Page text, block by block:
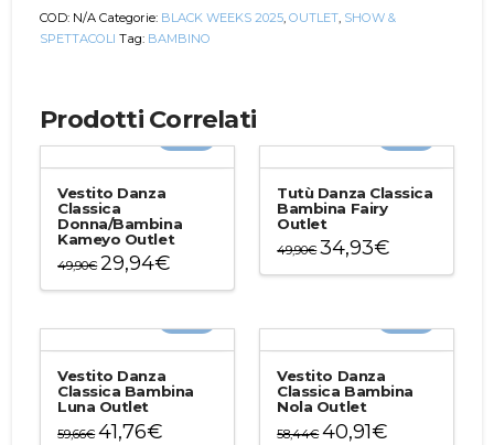
Outlet
quantità
COD: N/A Categorie: BLACK WEEKS 2025 ,OUTLET SHOW &
SPETTACOLI Tag: BAMBINO
Prodotti Correlati
Vestito Danza
Classica
Donna/Bambina
Kameyo Outlet
49,90€ 29,94€
varianti.
Le
opzioni
possono
Tutù Danza Classica
Bambina Fairy
Outlet
49,90€ 34,93€
più
varianti.
Le
opzioni
possono
essere
Vestito Danza
Classica Bambina
Luna Outlet
59,66€ 41,76€
Vestito Danza
Classica Bambina
Nola Outlet
58,44€ 40,91€